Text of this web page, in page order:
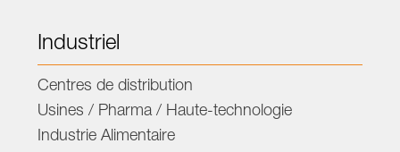
Industriel
Centres de distribution
Usines / Pharma / Haute-technologie
Industrie Alimentaire